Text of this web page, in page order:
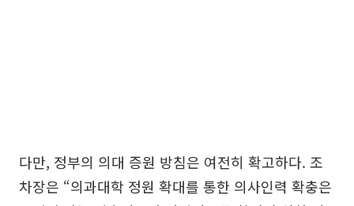
다만, 정부의 의대 증원 방침은 여전히 확고하다. 조
차장은 “의과대학 정원 확대를 통한 의사인력 확충은